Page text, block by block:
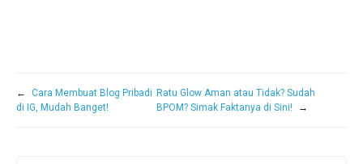
←
Cara Membuat Blog Pribadi
di IG, Mudah Banget!
Ratu Glow Aman atau Tidak? Sudah
BPOM? Simak Faktanya di Sini!
→